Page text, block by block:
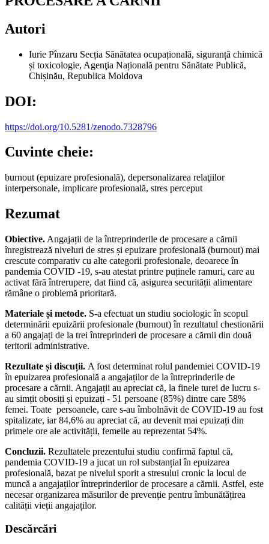
Autori
Iurie Pînzaru Secția Sănătatea ocupațională, siguranță chimică
și toxicologie, Agenţia Națională pentru Sănătate Publică,
Chișinău, Republica Moldova
DOI:
https://doi.org/10.5281/zenodo.7328796
Cuvinte cheie:
burnout (epuizare profesională), depersonalizarea relaţiilor
interpersonale, implicare profesională, stres perceput
Rezumat
Obiective. Angajații de la întreprinderile de procesare a cărnii
înregistrează niveluri de stres și epuizare profesională (burnout) mai
crescute comparativ cu alte categorii profesionale, deoarece în
pandemia COVID -19, s-au atestat printre puținele ramuri, care au
activat fără întrerupere, dat fiind că, asigurea securității alimentare
rămâne o problemă prioritară.
Materiale și metode. S-a efectuat un studiu sociologic în scopul
determinării epuizării profesionale (burnout) în rezultatul chestionării
a 60 angajați de la trei întreprinderi de procesare a cărnii din două
teritorii administrative.
Rezultate și discuții. A fost determinat rolul pandemiei COVID-19
în epuizarea profesională a angajaților de la întreprinderile de
procesare a cărnii. Angajații au apreciat că, la finele turei de lucru s-
au simțit obosiți și epuizați - 51 persoane (85%) dintre care 58%
femei. Toate persoanele, care s-au îmbolnăvit de COVID-19 au fost
spitalizate, iar 84,6% au apreciat că, au devenit mai epuizați din
primele ore ale activității, femeile au reprezentat 54%.
Concluzii. Rezultatele prezentului studiu confirmă faptul că,
pandemia COVID-19 a jucat un rol substanțial în epuizarea
profesională, bazat pe nivelul sporit a stresului cronic la locul de
muncă a angajaților întreprinderilor de procesare a cărnii. Astfel, este
necesar organizarea măsurilor de prevenție pentru îmbunătățirea
calității vieții angajaților.
Descărcări